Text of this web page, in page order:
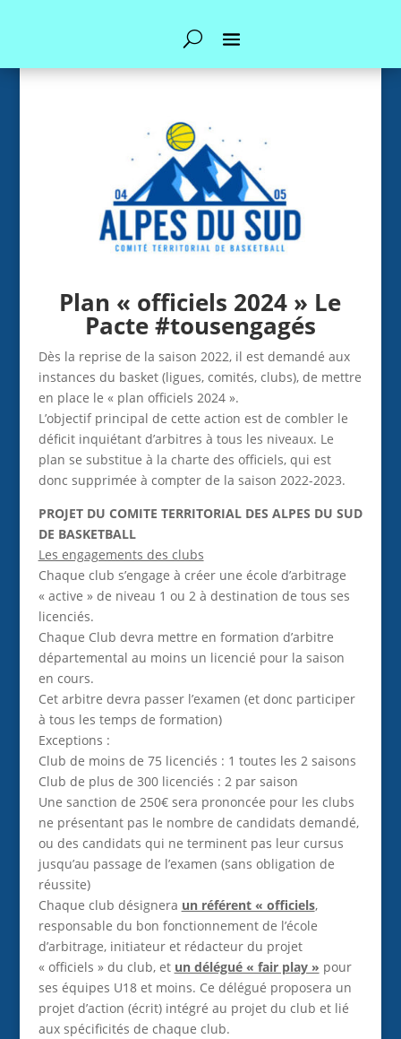
Plan « officiels 2024 » Le
Pacte #tousengagés
Dès la reprise de la saison 2022, il est demandé aux
instances du basket (ligues, comités, clubs), de mettre
en place le « plan officiels 2024 ».
L’objectif principal de cette action est de combler le
déficit inquiétant d’arbitres à tous les niveaux. Le
plan se substitue à la charte des officiels, qui est
donc supprimée à compter de la saison 2022-2023.
PROJET DU COMITE TERRITORIAL DES ALPES DU SUD
DE BASKETBALL
Les engagements des clubs
Chaque club s’engage à créer une école d’arbitrage
« active » de niveau 1 ou 2 à destination de tous ses
licenciés.
Chaque Club devra mettre en formation d’arbitre
départemental au moins un licencié pour la saison
en cours.
Cet arbitre devra passer l’examen (et donc participer
à tous les temps de formation)
Exceptions :
Club de moins de 75 licenciés : 1 toutes les 2 saisons
Club de plus de 300 licenciés : 2 par saison
Une sanction de 250€ sera prononcée pour les clubs
ne présentant pas le nombre de candidats demandé,
ou des candidats qui ne terminent pas leur cursus
jusqu’au passage de l’examen (sans obligation de
réussite)
Chaque club désignera un référent « officiels,
responsable du bon fonctionnement de l’école
d’arbitrage, initiateur et rédacteur du projet
« officiels » du club, et un délégué « fair play » pour
ses équipes U18 et moins. Ce délégué proposera un
projet d’action (écrit) intégré au projet du club et lié
aux spécificités de chaque club.